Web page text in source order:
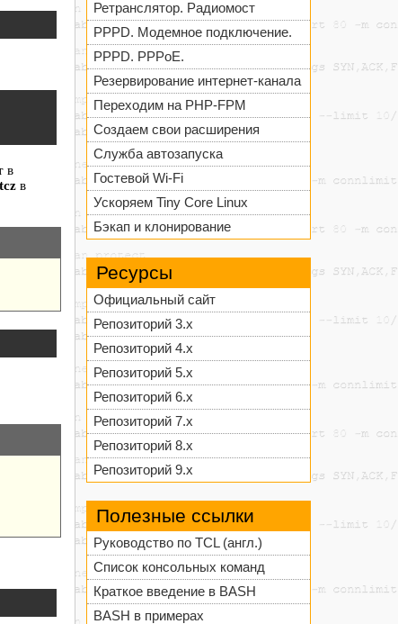
в
в
Ретранслятор. Радиомост
PPPD. Модемное подключение.
PPPD. PPPoE.
Резервирование интернет-канала
Переходим на PHP-FPM
Создаем свои расширения
Служба автозапуска
Гостевой Wi-Fi
Ускоряем Tiny Core Linux
Бэкап и клонирование
Ресурсы
Официальный сайт
Репозиторий 3.x
Репозиторий 4.x
Репозиторий 5.x
Репозиторий 6.x
Репозиторий 7.x
Репозиторий 8.x
Репозиторий 9.x
Полезные ссылки
Руководство по TCL (англ.)
Список консольных команд
Краткое введение в BASH
BASH в примерах